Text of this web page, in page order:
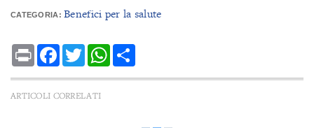
CATEGORIA: Benefici per la salute
Print Facebook
TwitterWhatsApp
ARTICOLI CORRELATI